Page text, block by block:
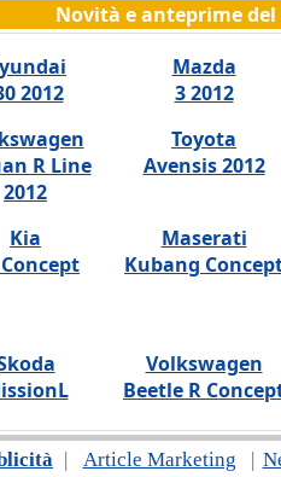
Novità e anteprime del
2012
Mazda
3 2012
R Line
2012
Toyota
Avensis 2012
Kia
Concept
Maserati
Kubang
Volkswagen
Beetle R
| Article Marketing |